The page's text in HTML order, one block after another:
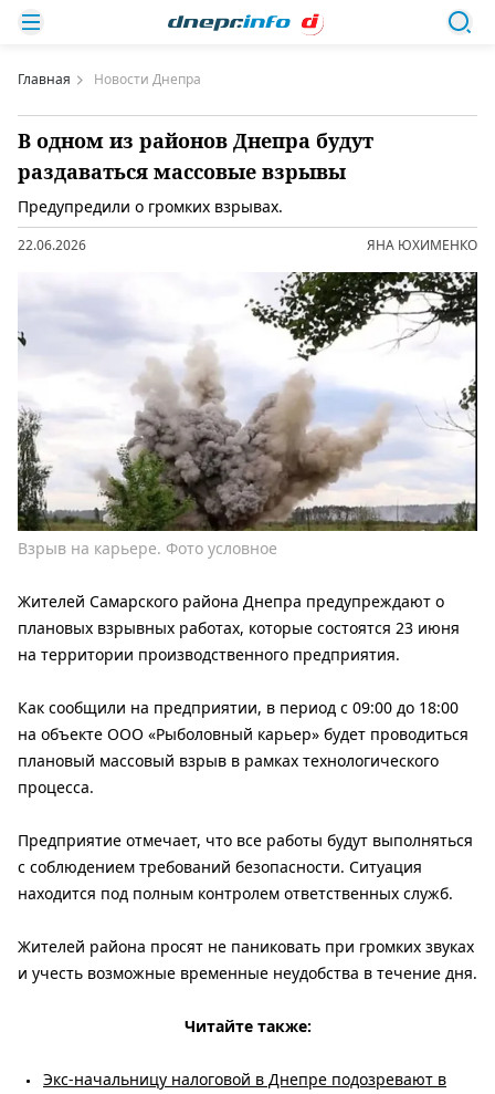
Главная Новости Днепра
В одном из районов Днепра будут
раздаваться массовые взрывы
Предупредили о громких взрывах.
22.06.2026 ЯНА ЮХИМЕНКО
Взрыв на карьере. Фото условное
Жителей Самарского района Днепра предупреждают о
плановых взрывных работах, которые состоятся 23 июня
на территории производственного предприятия.
Как сообщили на предприятии, в период с 09:00 до 18:00
на объекте ООО «Рыболовный карьер» будет проводиться
плановый массовый взрыв в рамках технологического
процесса.
Предприятие отмечает, что все работы будут выполняться
с соблюдением требований безопасности. Ситуация
находится под полным контролем ответственных служб.
Жителей района просят не паниковать при громких звуках
и учесть возможные временные неудобства в течение дня.
Читайте также:
Экс-начальницу налоговой в Днепре подозревают в